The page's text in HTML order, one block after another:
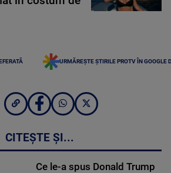
URMĂREȘTE ȘTIRILE PROTV ÎN GOOGLE
CITEȘTE ȘI...
Ce le-a spus Donald Trump